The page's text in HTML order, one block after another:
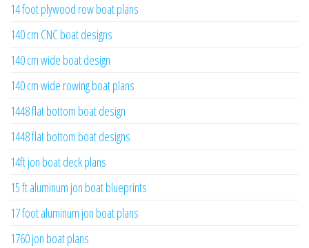
14 foot plywood row boat plans
140 cm CNC boat designs
140 cm wide boat design
140 cm wide rowing boat plans
1448 flat bottom boat design
1448 flat bottom boat designs
14ft jon boat deck plans
15 ft aluminum jon boat blueprints
17 foot aluminum jon boat plans
1760 jon boat plans